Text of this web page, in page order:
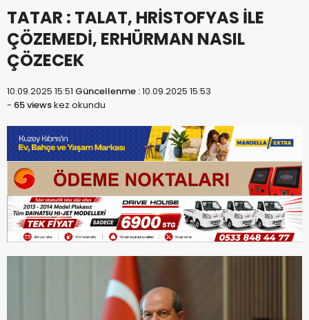
TATAR : TALAT, HRİSTOFYAS İLE
ÇÖZEMEDİ, ERHÜRMAN NASIL
ÇÖZECEK
10.09.2025 15:51 Güncellenme :10.09.2025 15:53
- 65 viewskez okundu